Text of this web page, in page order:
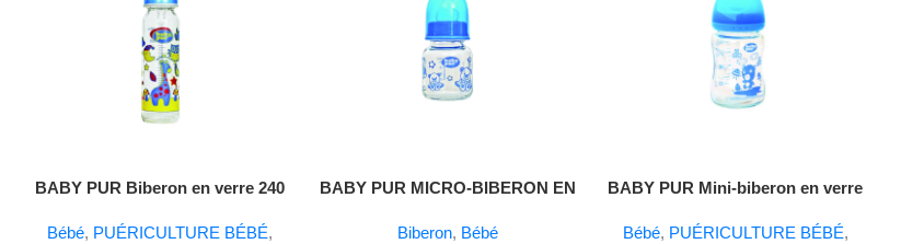
BABY PUR Biberon en verre 240
Bébé, PUÉRICULTURE BÉBÉ,
BABY PUR MICRO-BIBERON EN
Biberon, Bébé
BABY PUR Mini-biberon en verre
Bébé, PUÉRICULTURE BÉBÉ,